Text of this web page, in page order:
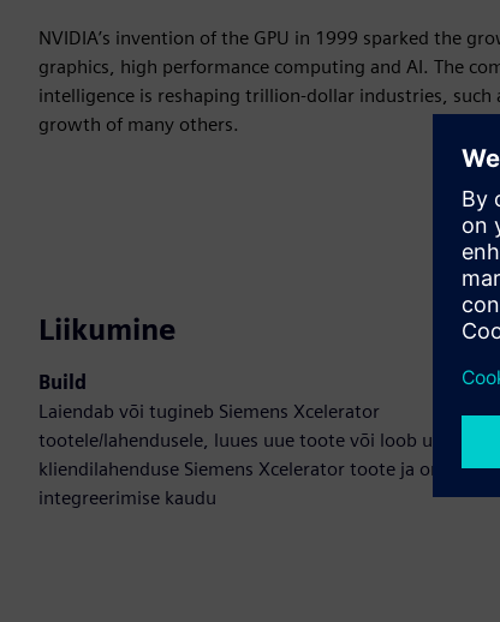
NVIDIA’s invention of the GPU in 1999 sparked the
graphics, high performance computing and AI. The
intelligence is reshaping trillion-dollar industries,
growth of many others.
Liikumine
Build
Laiendab või tugineb Siemens Xcelerator
tootele/lahendusele, luues uue toote või loob uue
kliendilahenduse Siemens Xcelerator toote ja oma
integreerimise kaudu